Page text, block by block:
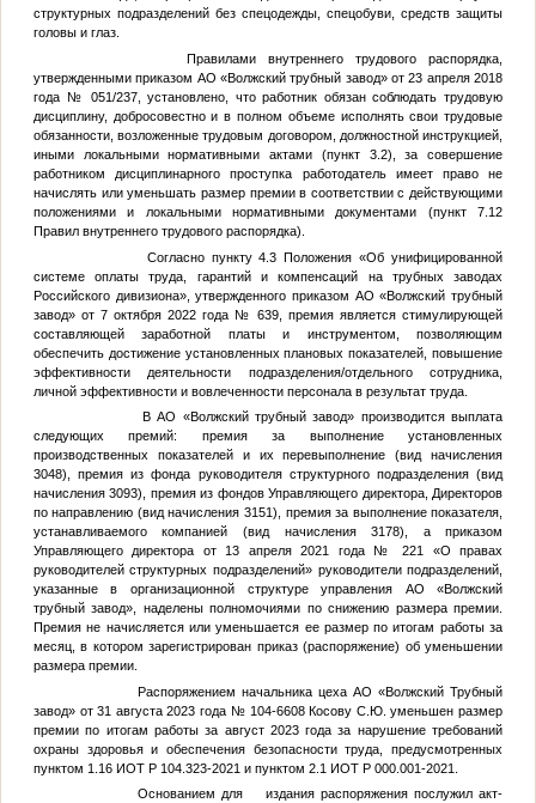
структурных подразделений без спецодежды, спецобуви, средств защиты
головы и глаз.
Правилами внутреннего трудового распорядка,
утвержденными приказом АО «Волжский трубный завод» от 23 апреля 2018
года № 051/237, установлено, что работник обязан соблюдать трудовую
дисциплину, добросовестно и в полном объеме исполнять свои трудовые
обязанности, возложенные трудовым договором, должностной инструкцией,
иными локальными нормативными актами (пункт 3.2), за совершение
работником дисциплинарного проступка работодатель имеет право не
начислять или уменьшать размер премии в соответствии с действующими
положениями и локальными нормативными документами (пункт 7.12
Правил внутреннего трудового распорядка).
Согласно пункту 4.3 Положения «Об унифицированной
системе оплаты труда, гарантий и компенсаций на трубных заводах
Российского дивизиона», утвержденного приказом АО «Волжский трубный
завод» от 7 октября 2022 года № 639, премия является стимулирующей
составляющей заработной платы и инструментом, позволяющим
обеспечить достижение установленных плановых показателей, повышение
эффективности деятельности подразделения/отдельного сотрудника,
личной эффективности и вовлеченности персонала в результат труда.
В АО «Волжский трубный завод» производится выплата
следующих премий: премия за выполнение установленных
производственных показателей и их перевыполнение (вид начисления
3048), премия из фонда руководителя структурного подразделения (вид
начисления 3093), премия из фондов Управляющего директора, Директоров
по направлению (вид начисления 3151), премия за выполнение показателя,
устанавливаемого компанией (вид начисления 3178), а приказом
Управляющего директора от 13 апреля 2021 года № 221 «О правах
руководителей структурных подразделений» руководители подразделений,
указанные в организационной структуре управления АО «Волжский
трубный завод», наделены полномочиями по снижению размера премии.
Премия не начисляется или уменьшается ее размер по итогам работы за
месяц, в котором зарегистрирован приказ (распоряжение) об уменьшении
размера премии.
Распоряжением начальника цеха АО «Волжский Трубный
завод» от 31 августа 2023 года № 104-6608 Косову С.Ю. уменьшен размер
премии по итогам работы за август 2023 года за нарушение требований
охраны здоровья и обеспечения безопасности труда, предусмотренных
пунктом 1.16 ИОТ Р 104.323-2021 и пунктом 2.1 ИОТ Р 000.001-2021.
Основанием для издания распоряжения послужил акт-